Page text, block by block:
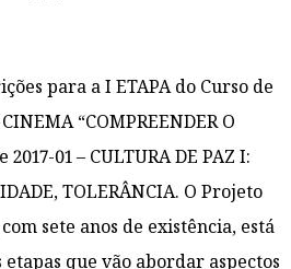
para a I ETAPA do Curso de
“COMPREENDER O
01 – CULTURA DE PAZ I:
TOLERÂNCIA. O Projeto
sete anos de existência, está
que vão abordar aspectos